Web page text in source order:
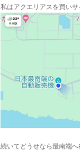
私はアクエリアスを買い
続いてどうせなら最南端